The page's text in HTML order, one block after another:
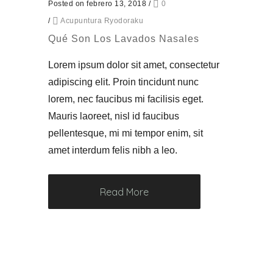
Posted on febrero 13, 2018 /
0
/
Acupuntura Ryodoraku
Qué Son Los Lavados Nasales
Lorem ipsum dolor sit amet, consectetur
adipiscing elit. Proin tincidunt nunc
lorem, nec faucibus mi facilisis eget.
Mauris laoreet, nisl id faucibus
pellentesque, mi mi tempor enim, sit
amet interdum felis nibh a leo.
Read More